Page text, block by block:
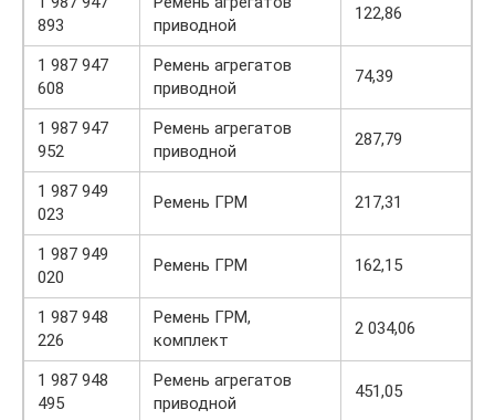
893
приводной
122,86
1 987 947
608
Ремень агрегатов
приводной
74,39
1 987 947
952
Ремень агрегатов
приводной
287,79
1 987 949
023
Ремень ГРМ 217,31
1 987 949
020
Ремень ГРМ 162,15
1 987 948
226
Ремень ГРМ,
комплект
2 034,06
1 987 948
495
Ремень агрегатов
приводной
451,05